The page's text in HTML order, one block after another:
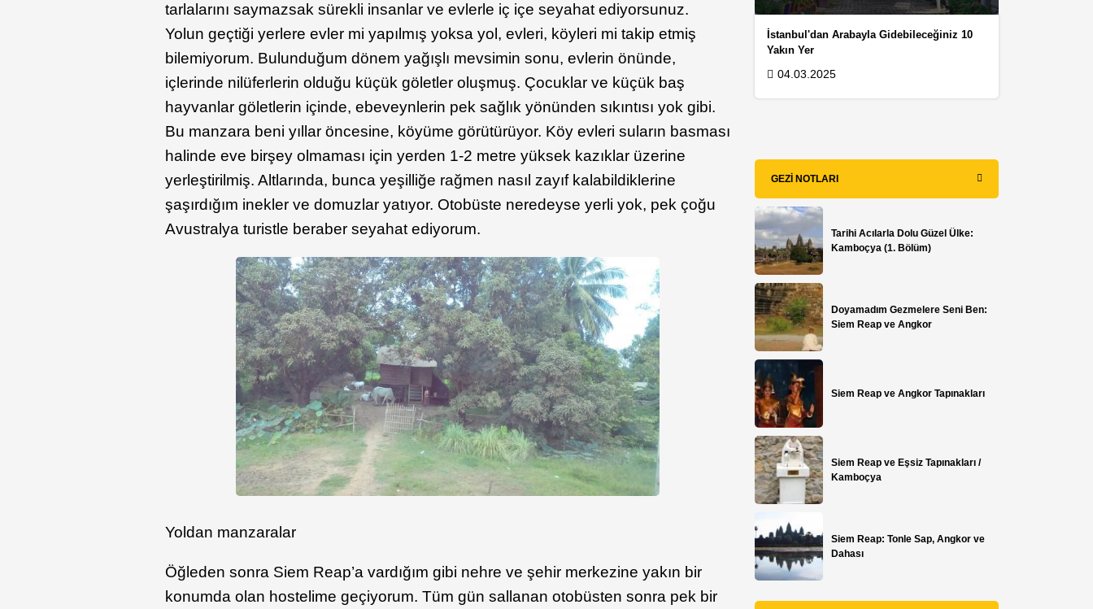
tarlalarını saymazsak sürekli insanlar ve evlerle iç içe seyahat ediyorsunuz.
Yolun geçtiği yerlere evler mi yapılmış yoksa yol, evleri, köyleri mi takip etmiş
bilemiyorum. Bulunduğum dönem yağışlı mevsimin sonu, evlerin önünde,
içlerinde nilüferlerin olduğu küçük göletler oluşmuş. Çocuklar ve küçük baş
hayvanlar göletlerin içinde, ebeveynlerin pek sağlık yönünden sıkıntısı yok gibi.
Bu manzara beni yıllar öncesine, köyüme görütürüyor. Köy evleri suların basması
halinde eve birşey olmaması için yerden 1-2 metre yüksek kazıklar üzerine
yerleştirilmiş. Altlarında, bunca yeşilliğe rağmen nasıl zayıf kalabildiklerine
şaşırdığım inekler ve domuzlar yatıyor. Otobüste neredeyse yerli yok, pek çoğu
Avustralya turistle beraber seyahat ediyorum.
Yoldan manzaralar
Öğleden sonra Siem Reap’a vardığım gibi nehre ve şehir merkezine yakın bir
konumda olan hostelime geçiyorum. Tüm gün sallanan otobüsten sonra pek bir
İstanbul'dan Arabayla Gidebileceğiniz 10
Yakın Yer
04.03.2025
GEZI NOTLARI
Tarihi Acılarla Dolu Güzel Ülke:
Kamboçya (1. Bölüm)
Doyamadım Gezmelere Seni Ben:
Siem Reap ve Angkor
Siem Reap ve Angkor Tapınakları
Siem Reap ve Eşsiz Tapınakları /
Kamboçya
Siem Reap: Tonle Sap, Angkor ve
Dahası